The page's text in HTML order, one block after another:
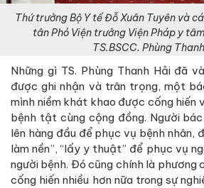
Thứ trưởng Bộ Y tế Đỗ Xuân Tuyên và
tân Phó Viện trưởng Viện Pháp y
TS.BSCC. Phùng
Những gì TS. Phùng Thanh Hải đã
được ghi nhận và trân trọng, một
mình niềm khát khao được cống hiến
bệnh tật cùng cộng đồng. Người
lên hàng đầu để phục vụ bệnh nhân,
làm nền”, “lấy y thuật” để phục vụ
người bệnh. Đó cũng chính là phương
cống hiến nhiều hơn nữa trong sự